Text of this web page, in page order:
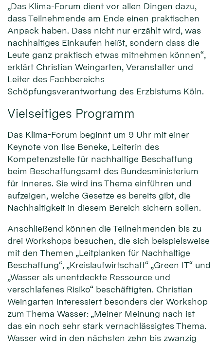
„Das Klima-Forum dient vor allen Dingen dazu,
dass Teilnehmende am Ende einen praktischen
Anpack haben. Dass nicht nur erzählt wird, was
nachhaltiges Einkaufen heißt, sondern dass die
Leute ganz praktisch etwas mitnehmen können“,
erklärt Christian Weingarten, Veranstalter und
Leiter des Fachbereichs
Schöpfungsverantwortung des Erzbistums Köln.
Vielseitiges Programm
Das Klima-Forum beginnt um 9 Uhr mit einer
Keynote von Ilse Beneke, Leiterin des
Kompetenzstelle für nachhaltige Beschaffung
beim Beschaffungsamt des Bundesministerium
für Inneres. Sie wird ins Thema einführen und
aufzeigen, welche Gesetze es bereits gibt, die
Nachhaltigkeit in diesem Bereich sichern sollen.
Anschließend können die Teilnehmenden bis zu
drei Workshops besuchen, die sich beispielsweise
mit den Themen „Leitplanken für Nachhaltige
Beschaffung“, „Kreislaufwirtschaft“ „Green IT“ und
„Wasser als unentdeckte Ressource und
verschlafenes Risiko“ beschäftigten. Christian
Weingarten interessiert besonders der Workshop
zum Thema Wasser: „Meiner Meinung nach ist
das ein noch sehr stark vernachlässigtes Thema.
Wasser wird in den nächsten zehn bis zwanzig